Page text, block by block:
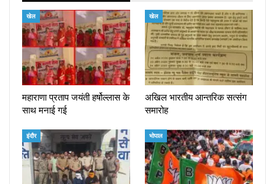
खेल
महाराणा प्रताप जयंती हर्षोल्लास के
साथ मनाई गई
खेल
अखिल भारतीय आन्तरिक सत्संग
समारोह
इंदौर भोपाल